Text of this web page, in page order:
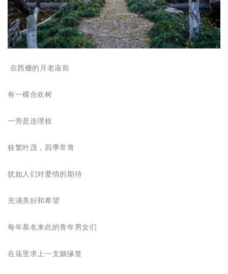
在西栅的月老庙前
有一棵合欢树
一旁是连理枝
枝繁叶茂，四季常青
犹如人们对爱情的期待
充满美好和希望
每年慕名来此的青年男女们
在庙里求上一支姻缘签